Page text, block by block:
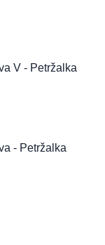
V - Petržalka
- Petržalka